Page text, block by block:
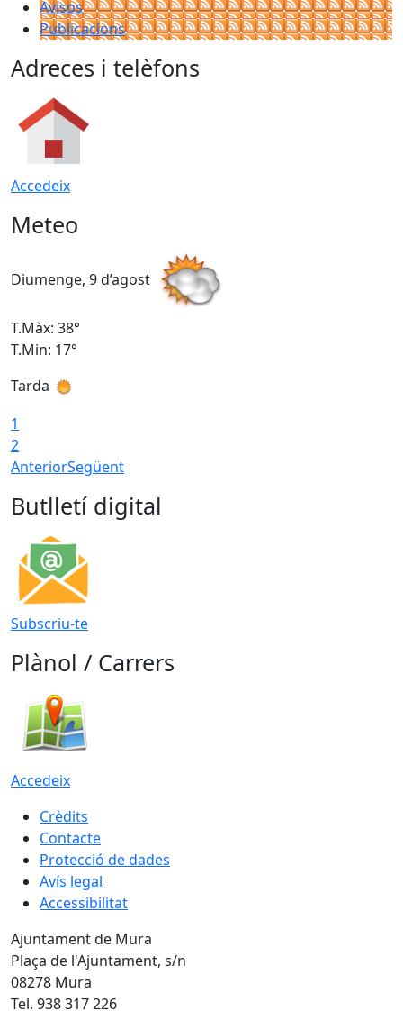
Avisos
Publicacions
Adreces i telèfons
Accedeix
Meteo
Diumenge, 9 d’agost
T.Màx: 38°
T.Min: 17°
Tarda
1
2
AnteriorSegüent
Butlletí digital
Subscriu-te
Plànol / Carrers
Accedeix
Crèdits
Contacte
Protecció de dades
Avís legal
Accessibilitat
Ajuntament de Mura
Plaça de l'Ajuntament, s/n
08278 Mura
Tel. 938 317 226